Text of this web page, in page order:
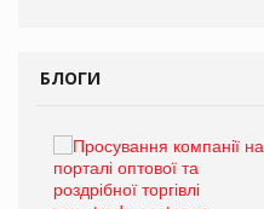
БЛОГИ